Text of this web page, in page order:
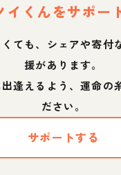
イ くんをサポー
ても、シェアや寄付
援があります。
逢えるよう、運命の
ださい。
サポートする